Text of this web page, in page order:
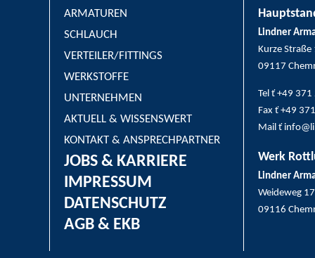
ARMATUREN
SCHLAUCH
VERTEILER/FITTINGS
WERKSTOFFE
UNTERNEHMEN
AKTUELL & WISSENSWERT
KONTAKT & ANSPRECHPARTNER
JOBS & KARRIERE
IMPRESSUM
DATENSCHUTZ
AGB & EKB
Lindner
Kurze Straße
09117
Tel ť +49
Fax ť +49
Mail ť
Werk
Lindner
Weideweg 17
09116